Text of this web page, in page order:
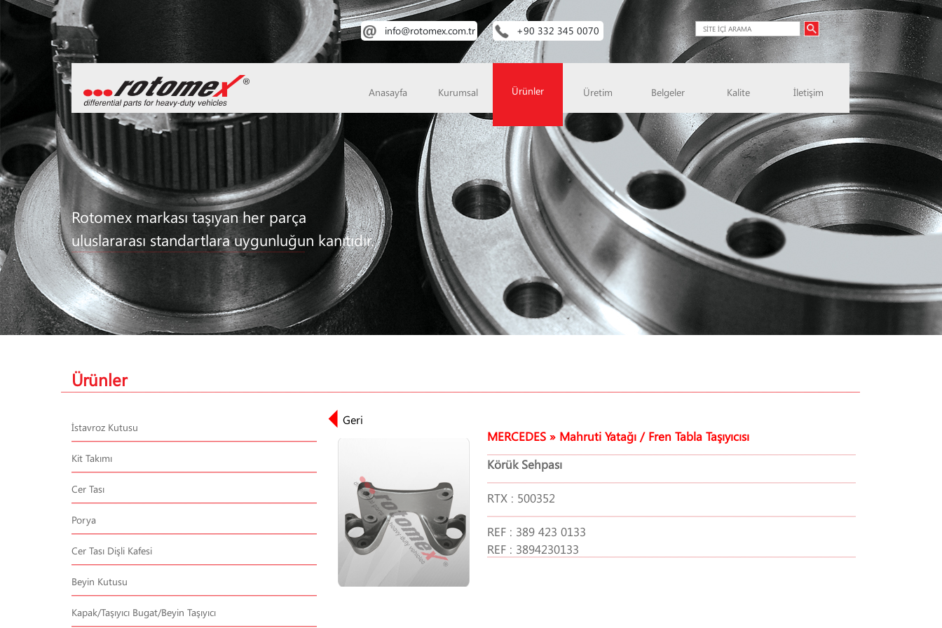
info@rotomex.com.tr +90 332 345 0070
Anasayfa Kurumsal Ürünler Üretim Belgeler Kalite İletişim
Rotomex markası taşıyan her parça
uluslararası standartlara uygunluğun kanıtıdır.
Ürünler
İstavroz Kutusu
Kit Takımı
Cer Tası
Porya
Cer Tası Dişli Kafesi
Beyin Kutusu
Kapak/Taşıyıcı Bugat/Beyin Taşıyıcı
MERCEDES » Mahruti Yatağı / Fren Tabla Taşıyıcısı
Körük Sehpası
RTX : 500352
REF : 389 423 0133
REF : 3894230133